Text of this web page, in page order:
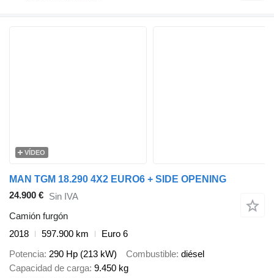
VÍDEO
MAN TGM 18.290 4X2 EURO6 + SIDE OPENING
24.900 € Sin IVA
Camión furgón
2018
597.900 km
Euro 6
Potencia 290 Hp (213 kW) Combustible diésel
Capacidad de carga 9.450 kg